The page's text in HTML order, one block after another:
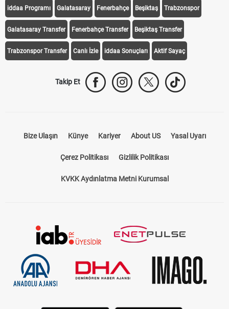
iddaa Programı Galatasaray Fenerbahçe Beşiktaş Trabzonspor
Galatasaray Transfer Fenerbahçe Transfer Beşiktaş Transfer
Trabzonspor Transfer Canlı İzle iddaa Sonuçları Aktif Sayaç
Takip Et
Bize Ulaşın Künye Kariyer About US Yasal Uyarı
Çerez Politikası Gizlilik Politikası
KVKK Aydınlatma Metni Kurumsal